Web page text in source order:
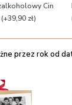
Cin
(+39,90 zł)
przez rok od